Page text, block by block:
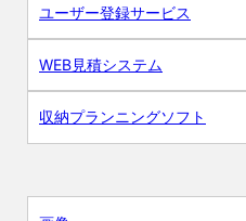
ユーザー登録サービス
WEB見積システム
収納プランニングソフト